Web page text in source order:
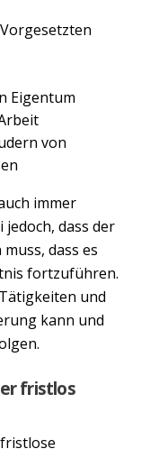
Eigentum
von
immer
dass der
dass es
fortzuführen.
und
kann und
fristlos